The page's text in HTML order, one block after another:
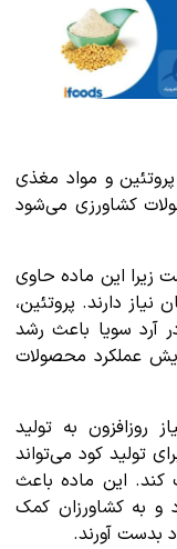
و مواد مغذی
کشاورزی می‌شود
زیرا این ماده حاوی
دارند. پروتئین،
آرد سویا باعث رشد
عملکرد محصولات
به تولید
تولید کود می‌تواند
کند. این ماده باعث
و به کشاورزان کمک
بدست آورند.